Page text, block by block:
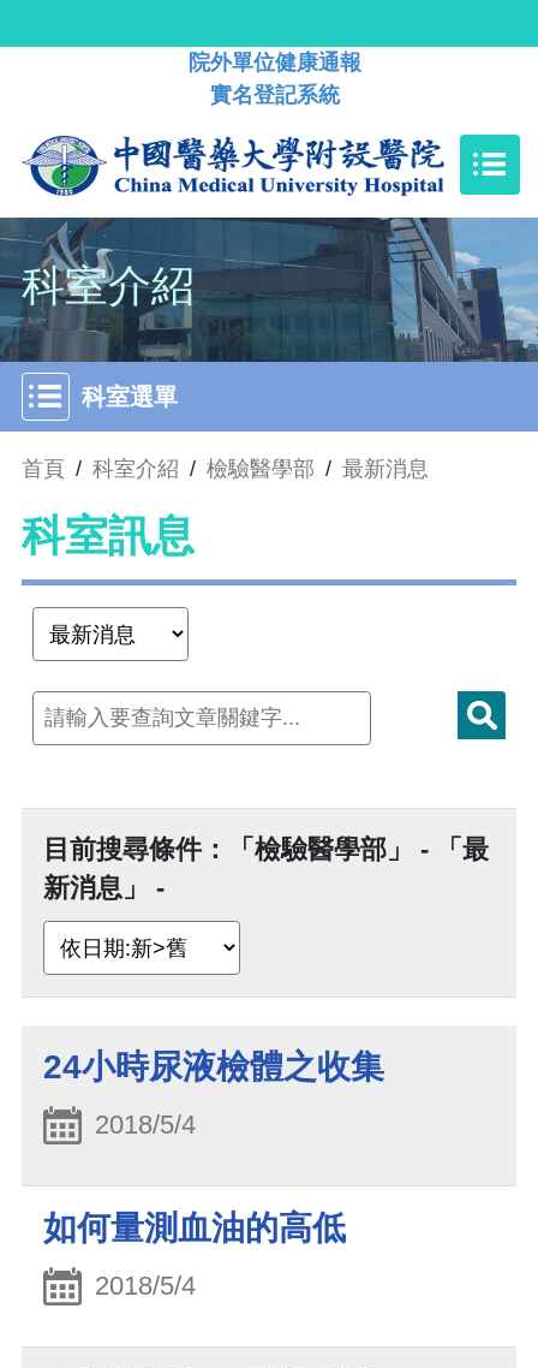
院外單位健康通報
實名登記系統
科室介紹
科室選單
首頁 / 科室介紹 / 檢驗醫學部 / 最新消息
科室訊息
目前搜尋條件：「檢驗醫學部」 - 「最
新消息」 -
24小時尿液檢體之收集
2018/5/4
如何量測血油的高低
2018/5/4